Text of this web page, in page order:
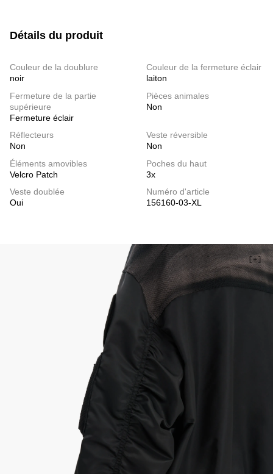
Détails du produit
Couleur de la doublure
noir
Couleur de la fermeture éclair
laiton
Fermeture de la partie
supérieure
Fermeture éclair
Pièces animales
Non
Réflecteurs
Non
Veste réversible
Non
Éléments amovibles
Velcro Patch
Poches du haut
3x
Veste doublée
Oui
Numéro d'article
156160-03-XL